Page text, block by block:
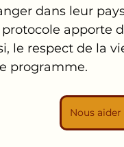
dans leur
apporte
le respect de la
programme.
Nous aider